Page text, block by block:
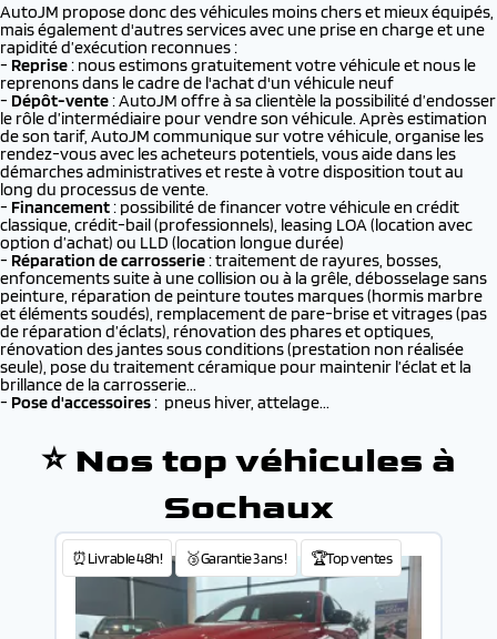
AutoJM propose donc des véhicules moins chers et mieux équipés,
mais également d'autres services avec une prise en charge et une
rapidité d’exécution reconnues :
- Reprise: nous estimons gratuitement votre véhicule et nous le
reprenons dans le cadre de l'achat d'un véhicule neuf
- Dépôt-vente: AutoJM offre à sa clientèle la possibilité d’endosser
le rôle d’intermédiaire pour vendre son véhicule. Après estimation
de son tarif, AutoJM communique sur votre véhicule, organise les
rendez-vous avec les acheteurs potentiels, vous aide dans les
démarches administratives et reste à votre disposition tout au
long du processus de vente.
- Financement: possibilité de financer votre véhicule en crédit
classique, crédit-bail (professionnels), leasing LOA (location avec
option d’achat) ou LLD (location longue durée)
- Réparation de carrosserie: traitement de rayures, bosses,
enfoncements suite à une collision ou à la grêle, débosselage sans
peinture, réparation de peinture toutes marques (hormis marbre
et éléments soudés), remplacement de pare-brise et vitrages (pas
de réparation d’éclats), rénovation des phares et optiques,
rénovation des jantes sous conditions (prestation non réalisée
seule), pose du traitement céramique pour maintenir l’éclat et la
brillance de la carrosserie...
- Pose d'accessoires: pneus hiver, attelage...
⭐ Nos top véhicules à
Sochaux
⏰Livrable 48h! 🥉Garantie 3 ans ! 🏆Top ventes